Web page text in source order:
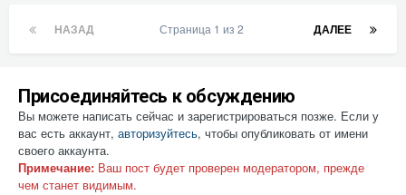
НАЗАД ДАЛЕЕ
Страница 1 из 2
Присоединяйтесь к обсуждению
Вы можете написать сейчас и зарегистрироваться позже. Если у
вас есть аккаунт, авторизуйтесь, чтобы опубликовать от имени
своего аккаунта.
Примечание: Ваш пост будет проверен модератором, прежде
чем станет видимым.